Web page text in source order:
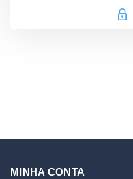
MINHA CONTA